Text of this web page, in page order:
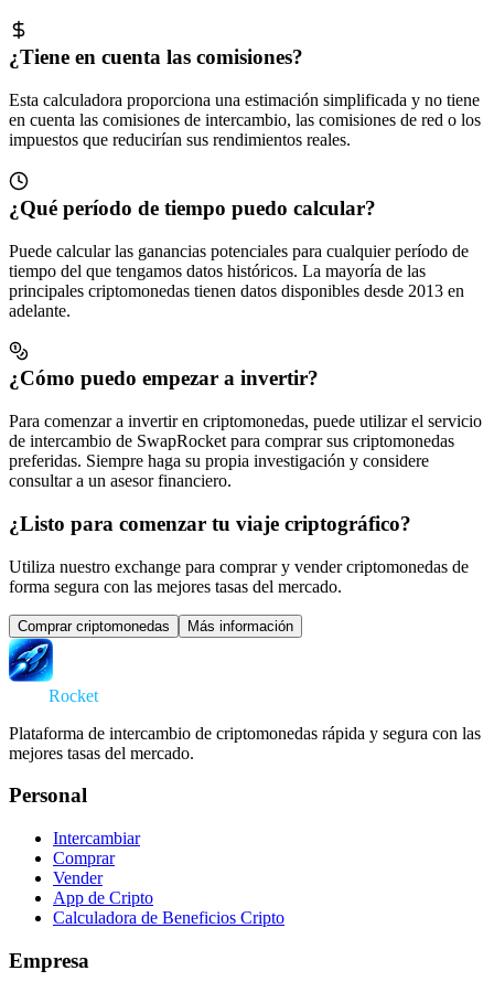
¿Tiene en cuenta las comisiones?
Esta calculadora proporciona una estimación simplificada y no tiene
en cuenta las comisiones de intercambio, las comisiones de red o los
impuestos que reducirían sus rendimientos reales.
¿Qué período de tiempo puedo calcular?
Puede calcular las ganancias potenciales para cualquier período de
tiempo del que tengamos datos históricos. La mayoría de las
principales criptomonedas tienen datos disponibles desde 2013 en
adelante.
¿Cómo puedo empezar a invertir?
Para comenzar a invertir en criptomonedas, puede utilizar el servicio
de intercambio de SwapRocket para comprar sus criptomonedas
preferidas. Siempre haga su propia investigación y considere
consultar a un asesor financiero.
¿Listo para comenzar tu viaje criptográfico?
Utiliza nuestro exchange para comprar y vender criptomonedas de
forma segura con las mejores tasas del mercado.
Comprar criptomonedas Más información
Rocket
Plataforma de intercambio de criptomonedas rápida y segura con las
mejores tasas del mercado.
Personal
Intercambiar
Comprar
Vender
App de Cripto
Calculadora de Beneficios Cripto
Empresa